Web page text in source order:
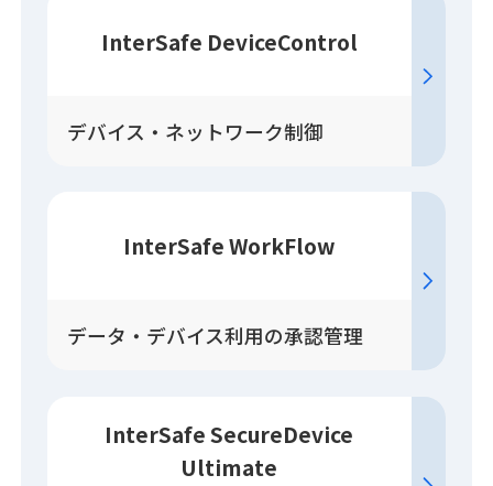
InterSafe DeviceControl
デバイス・ネットワーク制御
InterSafe WorkFlow
データ・デバイス利用の承認管理
InterSafe SecureDevice
Ultimate